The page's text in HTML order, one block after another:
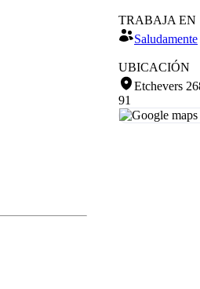
TRABAJA EN
Saludamente
UBICACIÓN
Etchevers
91